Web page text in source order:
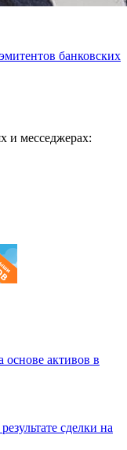
банковских
и месседжерах:
основе активов в
сделки на